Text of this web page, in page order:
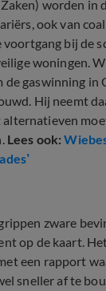
worden in
ook van
bij de
woningen.
de gaswinning in
Hij neemt
Lees ook:
zware
op de kaart.
een rapport
sneller af te